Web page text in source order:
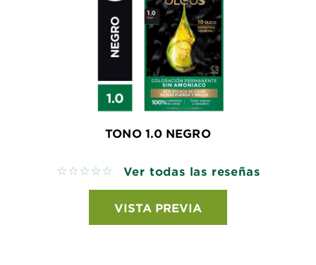
TONO 1.0 NEGRO
No reviews Ver todas las reseñas
VISTA PREVIA